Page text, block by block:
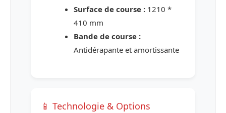
Surface de course : 1210 *
410 mm
Bande de course :
Antidérapante et amortissante
📱 Technologie & Options